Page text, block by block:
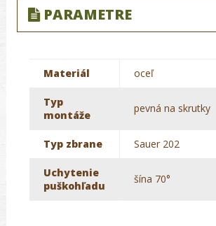
PARAMETRE
Materiál oceľ
Typ
montáže
pevná na skrutky
Typ zbrane Sauer 202
Uchytenie
puškohľadu
šína 70°